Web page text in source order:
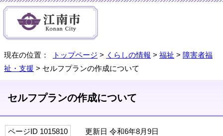
現在の位置： トップページ > くらしの情報 > 福祉 > 障害者福
祉・支援 > セルフプランの作成について
セルフプランの作成について
ページID 1015810 更新日 令和6年8月9日